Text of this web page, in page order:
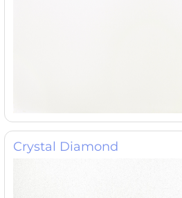
Crystal Diamond